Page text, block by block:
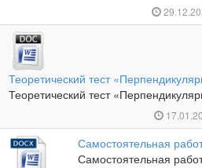
Теоретический тест
Теоретический тест
Самостоятельная
Самостоятельная